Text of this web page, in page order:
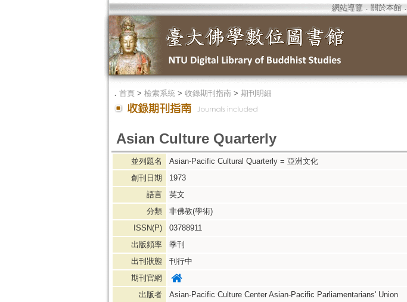
網站導覽 ． 關於本館．
． 首頁> 檢索系統> 收錄期刊指南> 期刊明細
Asian Culture Quarterly
並列題名
Asian-Pacific Cultural Quarterly = 亞洲文化
創刊日期
1973
語言
英文
分類
非佛教(學術)
ISSN(P)
03788911
出版頻率
季刊
出刊狀態
刊行中
期刊官網
出版者
Asian-Pacific Culture Center Asian-Pacific Parliamentarians' Union